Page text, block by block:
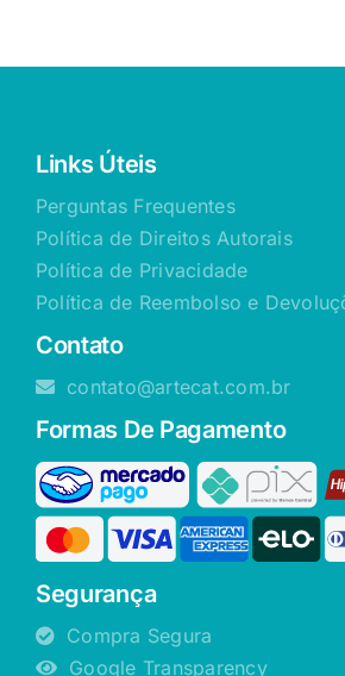
Links Úteis
Perguntas Frequentes
Política de Direitos Autorais
Política de Privacidade
Política de Reembolso e
Contato
contato@artecat.com.br
Formas De Pagamento
Segurança
Compra Segura
Google Transparency